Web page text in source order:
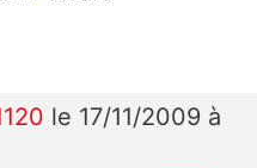
le 17/11/2009 à